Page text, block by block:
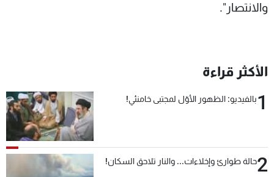
والانتصار".
الأكثر قراءة
1بالفيديو: الظهور الأوّل لمجتبى خامنئي!
2حالة طوارئ وإخلاءات... والنار تلاحق السكان!